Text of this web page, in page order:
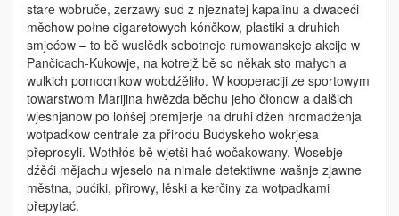
stare wobruče, zerzawy sud z njeznatej kapalinu a dwaceći
měchow połne cigaretowych kónčkow, plastiki a druhich
smjećow – to bě wuslědk sobotneje rumowanskeje akcije w
Pančicach-Kukowje, na kotrejž bě so někak sto małych a
wulkich pomocnikow wobdźěliło. W kooperaciji ze sportowym
towarstwom Marijina hwězda běchu jeho ­čłonow a dalšich
wjesnjanow po lońšej premjerje na druhi dźeń hromadźenja
wotpadkow centrale za přirodu Budy­skeho wokrjesa
přeprosyli. Wothłós bě wjetši hač wočakowany. Wosebje
dźěći mějachu wjeselo na nimale detektiwne wašnje zjawne
městna, pućiki, přirowy, lěski a kerčiny za wotpadkami
přepytać.